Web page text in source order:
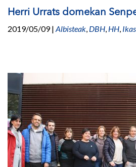
Herri Urrats domekan
2019/05/09| Albisteak, DBH, HH,